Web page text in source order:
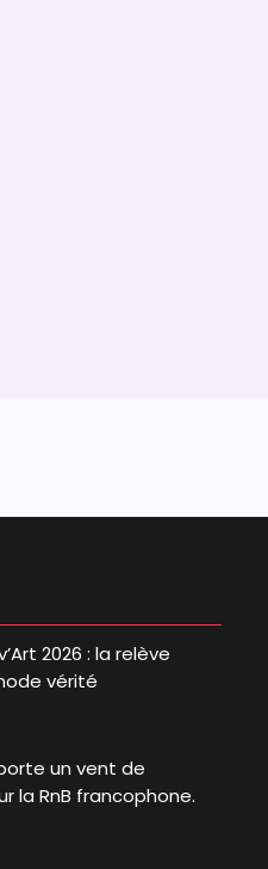
2026 : la relève
vérité
un vent de
la RnB francophone.